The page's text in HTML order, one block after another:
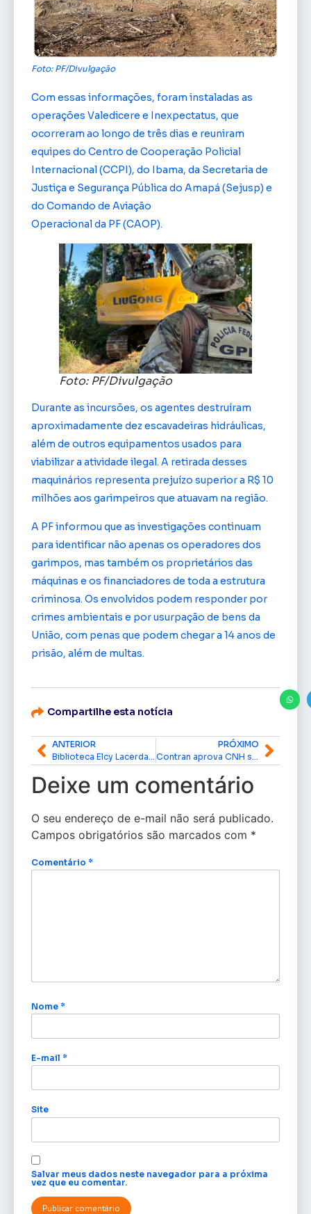
Foto: PF/Divulgação
Com essas informações, foram instaladas as
operações Valedicere e Inexpectatus, que
ocorreram ao longo de três dias e reuniram
equipes do Centro de Cooperação Policial
Internacional (CCPI), do Ibama, da Secretaria de
Justiça e Segurança Pública do Amapá (Sejusp) e
do Comando de Aviação
Operacional da PF (CAOP).
Foto: PF/Divulgação
Durante as incursões, os agentes destruíram
aproximadamente dez escavadeiras hidráulicas,
além de outros equipamentos usados para
viabilizar a atividade ilegal. A retirada desses
maquinários representa prejuízo superior a R$ 10
milhões aos garimpeiros que atuavam na região.
A PF informou que as investigações continuam
para identificar não apenas os operadores dos
garimpos, mas também os proprietários das
máquinas e os financiadores de toda a estrutura
criminosa. Os envolvidos podem responder por
crimes ambientais e por usurpação de bens da
União, com penas que podem chegar a 14 anos de
prisão, além de multas.
Compartilhe esta notícia
ANTERIOR
Biblioteca Elcy Lacerda recebe 500 novos livros do Senado e amplia acervo histórico do Amapá
PRÓXIMO
Contran aprova CNH sem autoescola, prometendo reduzir custos e burocracia
Deixe um comentário
O seu endereço de e-mail não será publicado.
Campos obrigatórios são marcados com *
Comentário *
Nome *
E-mail *
Site
Salvar meus dados neste navegador para a próxima
vez que eu comentar.